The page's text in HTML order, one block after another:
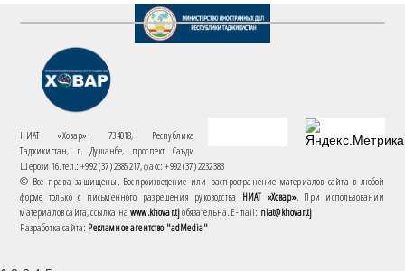
НИАТ «Ховар»: 734018, Республика
Таджикистан, г. Душанбе, проспект Саъди
Шерози 16. тел.: +992 (37) 2385217, факс: +992 (37) 2232383
© Все права защищены. Воспроизведение или распространение материалов сайта в любой
форме только с письменного разрешения руководства НИАТ «Ховар». При использовании
материалов сайта, ссылка наwww.khovar.tjобязательна. E-mail: niat@khovar.tj
Разработка сайта: Рекламное агентство "adMedia"